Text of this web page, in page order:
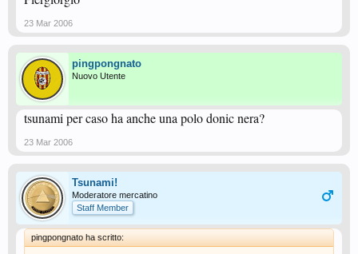
23 Mar 2006
pingpongnato
Nuovo Utente
tsunami per caso ha anche una polo donic nera?
23 Mar 2006
Tsunami!
Moderatore mercatino
Staff Member
pingpongnato ha scritto: